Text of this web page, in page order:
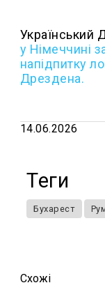
Український
у Німеччині
напідпитку
Дрездена.
14.06.2026
Теги
Бухарест
Схожi